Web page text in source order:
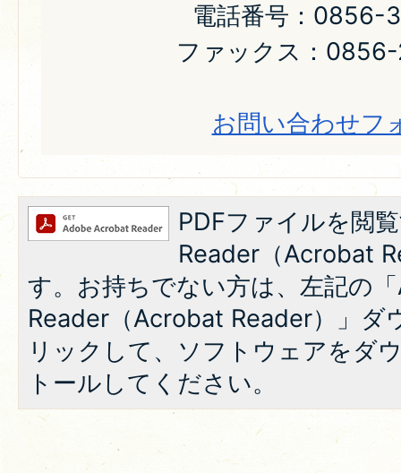
電話番号：0856-
ファックス：
お問い合わせフ
PDFファイルを閲
Reader（Acrobat
す。お持ちでない方は、左記の
Reader（Acrobat Reader）」ダ
リックして、ソフトウェアをダ
トールしてください。